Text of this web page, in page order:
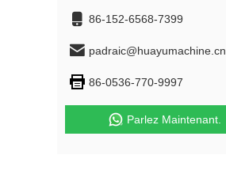
86-152-6568-7399
padraic@huayumachine.cn
86-0536-770-9997
Parlez Maintenant.